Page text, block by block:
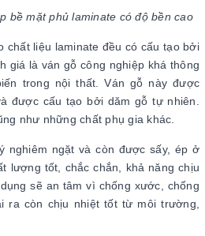
bề mặt phủ laminate có độ bền cao
chất liệu laminate đều có cấu tạo bởi
giá là ván gỗ công nghiệp khá thông
trong nội thất. Ván gỗ này được
được cấu tạo bởi dăm gỗ tự nhiên.
như những chất phụ gia khác.
nghiêm ngặt và còn được sấy, ép ở
lượng tốt, chắc chắn, khả năng chịu
sẽ an tâm vì chống xước, chống
ra còn chịu nhiệt tốt từ môi trường,